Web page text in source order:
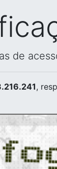
de
,